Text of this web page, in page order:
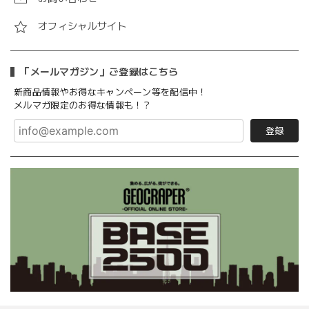
オフィシャルサイト
「メールマガジン」ご登録はこちら
新商品情報やお得なキャンペーン等を配信中！
メルマガ限定のお得な情報も！？
登録